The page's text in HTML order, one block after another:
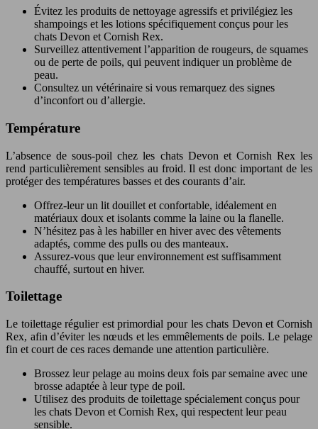
Évitez les produits de nettoyage agressifs et privilégiez les
shampoings et les lotions spécifiquement conçus pour les
chats Devon et Cornish Rex.
Surveillez attentivement l’apparition de rougeurs, de squames
ou de perte de poils, qui peuvent indiquer un problème de
peau.
Consultez un vétérinaire si vous remarquez des signes
d’inconfort ou d’allergie.
Température
L’absence de sous-poil chez les chats Devon et Cornish Rex les
rend particulièrement sensibles au froid. Il est donc important de les
protéger des températures basses et des courants d’air.
Offrez-leur un lit douillet et confortable, idéalement en
matériaux doux et isolants comme la laine ou la flanelle.
N’hésitez pas à les habiller en hiver avec des vêtements
adaptés, comme des pulls ou des manteaux.
Assurez-vous que leur environnement est suffisamment
chauffé, surtout en hiver.
Toilettage
Le toilettage régulier est primordial pour les chats Devon et Cornish
Rex, afin d’éviter les nœuds et les emmêlements de poils. Le pelage
fin et court de ces races demande une attention particulière.
Brossez leur pelage au moins deux fois par semaine avec une
brosse adaptée à leur type de poil.
Utilisez des produits de toilettage spécialement conçus pour
les chats Devon et Cornish Rex, qui respectent leur peau
sensible.